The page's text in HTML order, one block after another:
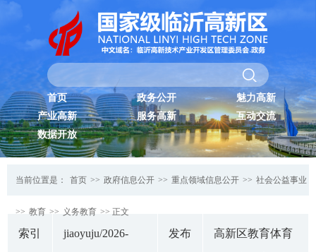
首页 政务公开
魅力高新
产业高新
服务高新
互动交流
数据开放
当前位置是： 首页 >> 政府信息公开 >> 重点领域信息公开 >> 社会公益事业
>> 教育 >> 义务教育 >> 正文
索引 jiaoyuju/2026- 发布 高新区教育体育